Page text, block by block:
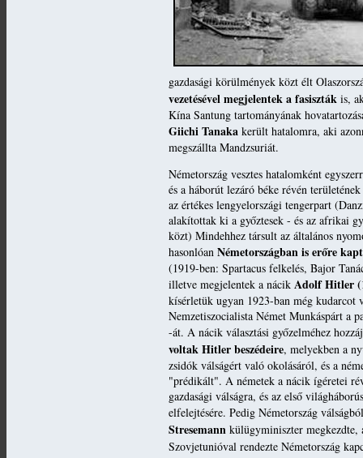
gazdasági körülmények közt élt
vezetésével megjelentek a fasiszták is,
Kína Santung tartományának
Giichi Tanaka került hatalomra, aki
megszállta Mandzsuriát.
Németország vesztes hatalomként
és a háborút lezáró béke révén
az értékes lengyelországi tengerpart
alakítottak ki a győztesek - és az afrikai
közt) Mindehhez társult az általános
hasonlóan Németországban is erőre
(1919-ben: Spartacus felkelés, Bajor
illetve megjelentek a nácik Adolf Hitler
kísérletük ugyan 1923-ban még
Nemzetiszocialista Német Munkáspárt a
-át. A nácik választási győzelméhez
voltak Hitler beszédeire, melyekben a
zsidók válságért való okolásáról, és a
"prédikált". A németek a nácik ígéretei
gazdasági válságra, és az első
elfelejtésére. Pedig Németország
Stresemann külügyminiszter
Szovjetunióval rendezte Németország